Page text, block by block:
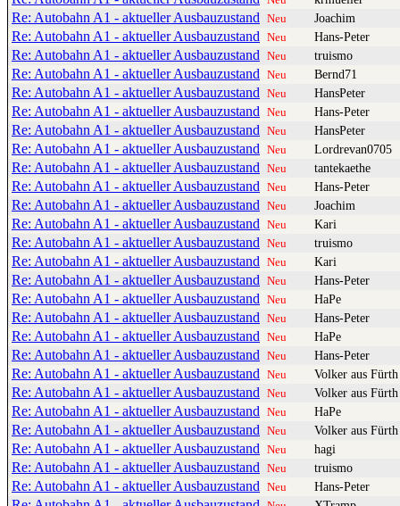
Re: Autobahn A1 - aktueller Ausbauzustand Neu Joachim
Re: Autobahn A1 - aktueller Ausbauzustand Neu Hans-Peter
Re: Autobahn A1 - aktueller Ausbauzustand Neu truismo
Re: Autobahn A1 - aktueller Ausbauzustand Neu Bernd71
Re: Autobahn A1 - aktueller Ausbauzustand Neu HansPeter
Re: Autobahn A1 - aktueller Ausbauzustand Neu Hans-Peter
Re: Autobahn A1 - aktueller Ausbauzustand Neu HansPeter
Re: Autobahn A1 - aktueller Ausbauzustand Neu Lordrevan0705
Re: Autobahn A1 - aktueller Ausbauzustand Neu tantekaethe
Re: Autobahn A1 - aktueller Ausbauzustand Neu Hans-Peter
Re: Autobahn A1 - aktueller Ausbauzustand Neu Joachim
Re: Autobahn A1 - aktueller Ausbauzustand Neu Kari
Re: Autobahn A1 - aktueller Ausbauzustand Neu truismo
Re: Autobahn A1 - aktueller Ausbauzustand Neu Kari
Re: Autobahn A1 - aktueller Ausbauzustand Neu Hans-Peter
Re: Autobahn A1 - aktueller Ausbauzustand Neu HaPe
Re: Autobahn A1 - aktueller Ausbauzustand Neu Hans-Peter
Re: Autobahn A1 - aktueller Ausbauzustand Neu HaPe
Re: Autobahn A1 - aktueller Ausbauzustand Neu Hans-Peter
Re: Autobahn A1 - aktueller Ausbauzustand Neu Volker aus Fürth
Re: Autobahn A1 - aktueller Ausbauzustand Neu Volker aus Fürth
Re: Autobahn A1 - aktueller Ausbauzustand Neu HaPe
Re: Autobahn A1 - aktueller Ausbauzustand Neu Volker aus Fürth
Re: Autobahn A1 - aktueller Ausbauzustand Neu hagi
Re: Autobahn A1 - aktueller Ausbauzustand Neu truismo
Re: Autobahn A1 - aktueller Ausbauzustand Neu Hans-Peter